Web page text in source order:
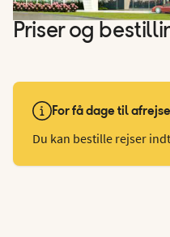
Priser og
For få dage til afrejse
Du kan bestille rejser